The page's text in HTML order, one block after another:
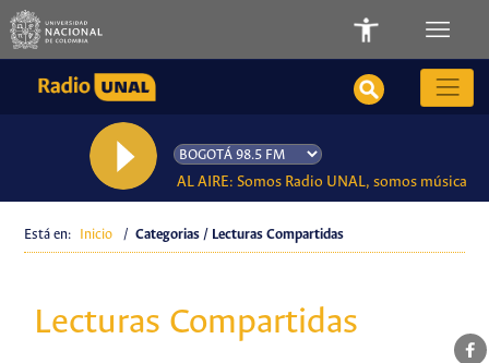
AL AIRE: Somos Radio UNAL, somos música
Está en: Inicio / Categorias / Lecturas Compartidas
Lecturas Compartidas